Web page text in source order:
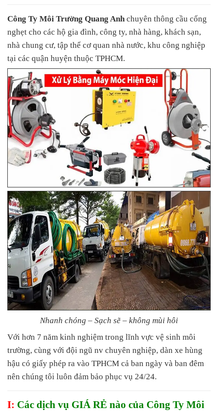
Công Ty Môi Trường Quang Anh chuyên thông cầu cống
nghẹt cho các hộ gia đình, công ty, nhà hàng, khách sạn,
nhà chung cư, tập thể cơ quan nhà nước, khu công nghiệp
tại các quận huyện thuộc TPHCM.
Nhanh chóng – Sạch sẽ – không mùi hôi
Với hơn 7 năm kinh nghiệm trong lĩnh vực vệ sinh môi
trường, cùng với đội ngũ nv chuyên nghiệp, dàn xe hùng
hậu có giấy phép ra vào TPHCM cả ban ngày và ban đêm
nên chúng tôi luôn đảm bảo phục vụ 24/24.
I: Các dịch vụ GIÁ RẺ nào của Công Ty Môi